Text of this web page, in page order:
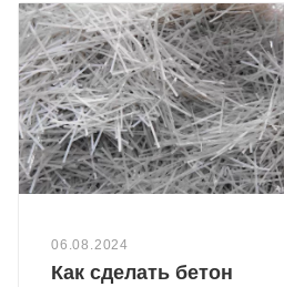
06.08.2024
Как сделать бетон